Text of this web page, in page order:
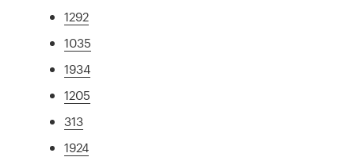
1292
1035
1934
1205
313
1924